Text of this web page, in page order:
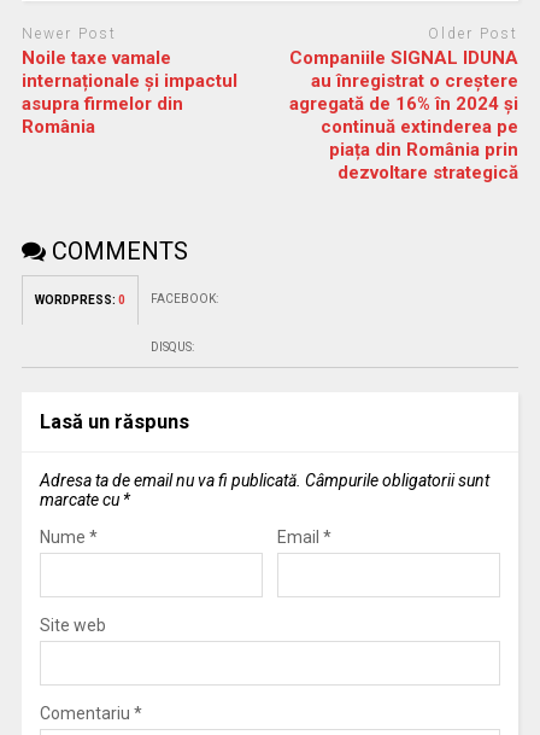
Newer Post
Noile taxe vamale
internaționale și impactul
asupra firmelor din
România
Older Post
Companiile SIGNAL IDUNA
au înregistrat o creștere
agregată de 16% în 2024 și
continuă extinderea pe
piața din România prin
dezvoltare strategică
COMMENTS
WORDPRESS: 0 FACEBOOK:
DISQUS:
Lasă un răspuns
Adresa ta de email nu va fi publicată. Câmpurile obligatorii sunt
marcate cu *
Nume * Email *
Site web
Comentariu *